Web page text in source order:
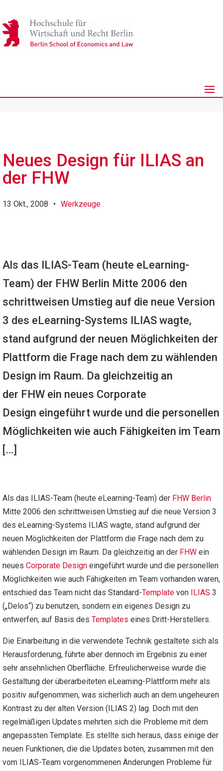
Neues Design für ILIAS an
der FHW
13 Okt., 2008 • Werkzeuge
Als das ILIAS-Team (heute eLearning-
Team) der FHW Berlin Mitte 2006 den
schrittweisen Umstieg auf die neue Version
3 des eLearning-Systems ILIAS wagte,
stand aufgrund der neuen Möglichkeiten der
Plattform die Frage nach dem zu wählenden
Design im Raum. Da gleichzeitig an
der FHW ein neues Corporate
Design eingeführt wurde und die personellen
Möglichkeiten wie auch Fähigkeiten im Team
[…]
Als das ILIAS-Team (heute eLearning-Team) der FHW Berlin
Mitte 2006 den schrittweisen Umstieg auf die neue Version 3
des eLearning-Systems ILIAS wagte, stand aufgrund der
neuen Möglichkeiten der Plattform die Frage nach dem zu
wählenden Design im Raum. Da gleichzeitig an der FHW ein
neues Corporate Design eingeführt wurde und die personellen
Möglichkeiten wie auch Fähigkeiten im Team vorhanden waren,
entschied das Team nicht das Standard-Template von ILIAS 3
(„Delos“) zu benutzen, sondern ein eigenes Design zu
entwerfen, auf Basis des Templates eines Dritt-Herstellers.
Die Einarbeitung in die verwendete Technik gestaltete sich als
Herausforderung, führte aber dennoch im Ergebnis zu einer
sehr ansehnlichen Oberfläche. Erfreulicherweise wurde die
Gestaltung der überarbeiteten eLearning-Plattform mehr als
positiv aufgenommen, was sicherlich auch an dem ungeheuren
Kontrast zu der alten Version (ILIAS 2) lag. Doch mit den
regelmäßigen Updates mehrten sich die Probleme mit dem
angepassten Template. Es stellte sich heraus, dass einige der
neuen Funktionen, die die Updates boten, zusammen mit den
vom ILIAS-Team vorgenommenen Änderungen Probleme für